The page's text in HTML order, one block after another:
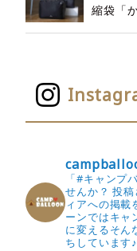
縮袋「
「#キャンプ
せんか？ 投稿
ィアへの掲載
ーンではキャ
に変えるそん
ちしています♪